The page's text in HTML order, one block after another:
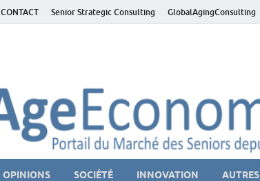
CONTACT Senior Strategic Consulting GlobalAgingConsulting
OPINIONS SOCIÉTÉ INNOVATION AUTRES